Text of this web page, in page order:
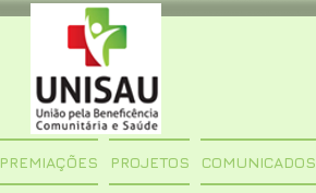
PREMIAÇÕES PROJETOS COMUNICADOS